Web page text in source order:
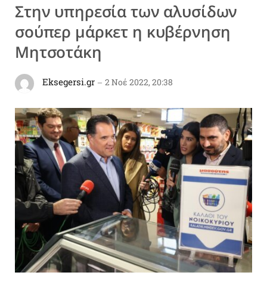
Στην υπηρεσία των αλυσίδων
σούπερ μάρκετ η κυβέρνηση
Μητσοτάκη
Eksegersi.gr 2 Νοέ 2022, 20:38